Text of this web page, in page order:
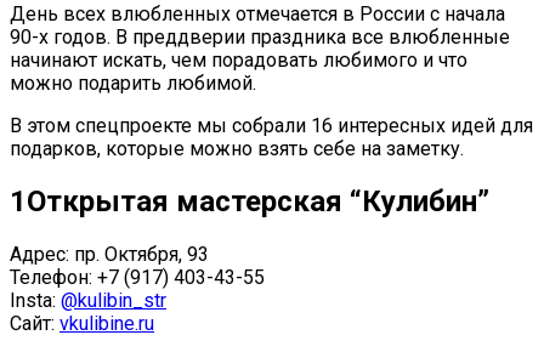
День всех влюбленных отмечается в России с начала
90-х годов. В преддверии праздника все влюбленные
начинают искать, чем порадовать любимого и что
можно подарить любимой.
В этом спецпроекте мы собрали 16 интересных идей для
подарков, которые можно взять себе на заметку.
1Открытая мастерская “Кулибин”
Адрес: пр. Октября, 93
Телефон: +7 (917) 403-43-55
Insta: @kulibin_str
Сайт: vkulibine.ru